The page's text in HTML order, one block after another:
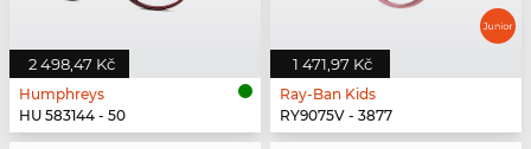
2 498,47 Kč
Humphreys
HU 583144 - 50
1 471,97 Kč
Ray-Ban Kids
RY9075V - 3877